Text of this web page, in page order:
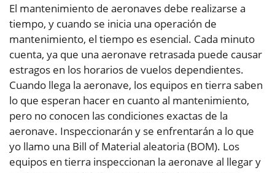
El mantenimiento de aeronaves debe realizarse a
tiempo, y cuando se inicia una operación de
mantenimiento, el tiempo es esencial. Cada minuto
cuenta, ya que una aeronave retrasada puede causar
estragos en los horarios de vuelos dependientes.
Cuando llega la aeronave, los equipos en tierra saben
lo que esperan hacer en cuanto al mantenimiento,
pero no conocen las condiciones exactas de la
aeronave. Inspeccionarán y se enfrentarán a lo que
yo llamo una Bill of Material aleatoria (BOM). Los
equipos en tierra inspeccionan la aeronave al llegar y